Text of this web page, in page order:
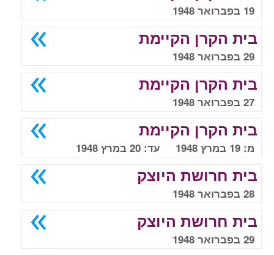
19 בפברואר 1948
בית הקרן הקיימת
29 בפברואר 1948
בית הקרן הקיימת
27 בפברואר 1948
בית הקרן הקיימת
מ: 19 במרץ 1948 עד: 20 במרץ 1948
בית חרושת היוצק
28 בפברואר 1948
בית חרושת היוצק
29 בפברואר 1948